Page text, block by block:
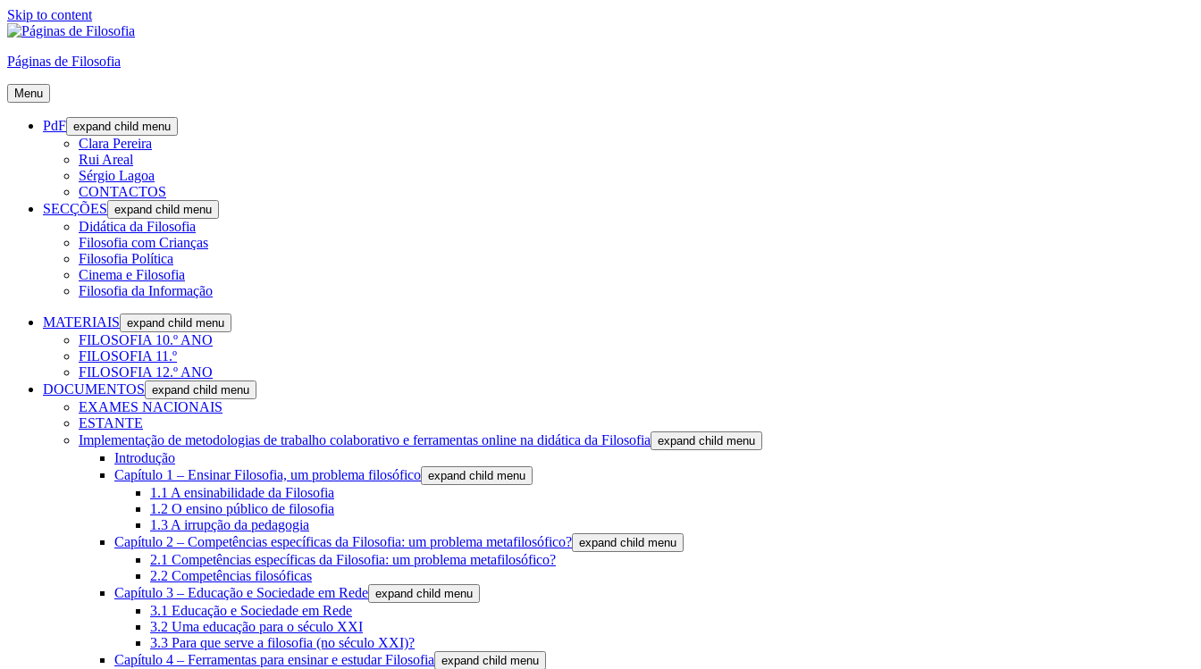
Skip to content
Páginas de Filosofia
Menu
PdF expand child menu
Clara Pereira
Rui Areal
Sérgio Lagoa
CONTACTOS
SECÇÕES expand child menu
Didática da Filosofia
Filosofia com Crianças
Filosofia Política
Cinema e Filosofia
Filosofia da Informação
MATERIAIS expand child menu
FILOSOFIA 10.º ANO
FILOSOFIA 11.º
FILOSOFIA 12.º ANO
DOCUMENTOS expand child menu
EXAMES NACIONAIS
ESTANTE
Implementação de metodologias de trabalho colaborativo e ferramentas online na didática da Filosofia expand child menu
Introdução
Capítulo 1 – Ensinar Filosofia, um problema filosófico expand child menu
1.1 A ensinabilidade da Filosofia
1.2 O ensino público de filosofia
1.3 A irrupção da pedagogia
Capítulo 2 – Competências específicas da Filosofia: um problema metafilosófico? expand child menu
2.1 Competências específicas da Filosofia: um problema metafilosófico?
2.2 Competências filosóficas
Capítulo 3 – Educação e Sociedade em Rede expand child menu
3.1 Educação e Sociedade em Rede
3.2 Uma educação para o século XXI
3.3 Para que serve a filosofia (no século XXI)?
Capítulo 4 – Ferramentas para ensinar e estudar Filosofia expand child menu